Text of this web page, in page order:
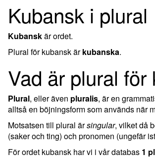
Kubansk i plural
Kubanskär ordet.
Plural för kubansk ärkubanska.
Vad är plural för
Plural, eller även pluralis, är en
alltså en böjningsform som används när
Motsatsen till plural ärsingular, vilket då
(saker och ting) och pronomen (ungefär
För ordet kubansk har vi i vår databas 1